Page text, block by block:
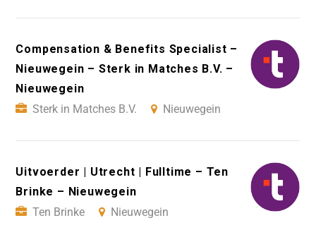
Compensation & Benefits Specialist –
Nieuwegein – Sterk in Matches B.V. –
Nieuwegein
Sterk in Matches B.V.
Nieuwegein
Uitvoerder | Utrecht | Fulltime – Ten
Brinke – Nieuwegein
Ten Brinke
Nieuwegein